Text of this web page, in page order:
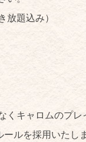
題込み）
キャロムのプレ
ルを採用いたしま